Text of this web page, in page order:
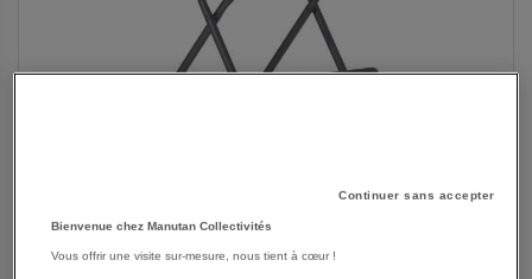
Continuer sans accepter
Bienvenue chez Manutan Collectivités
Vous offrir une visite sur-mesure, nous tient à cœur !